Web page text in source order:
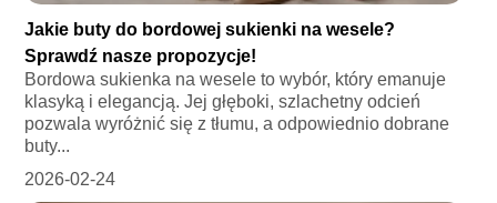
Jakie buty do bordowej sukienki na wesele?
Sprawdź nasze propozycje!
Bordowa sukienka na wesele to wybór, który emanuje
klasyką i elegancją. Jej głęboki, szlachetny odcień
pozwala wyróżnić się z tłumu, a odpowiednio dobrane
buty...
2026-02-24